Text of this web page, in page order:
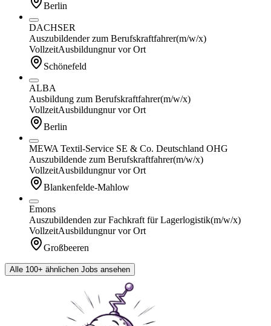
Berlin
DACHSER
Auszubildender zum Berufskraftfahrer(m/w/x)
VollzeitAusbildungnur vor Ort
Schönefeld
ALBA
Ausbildung zum Berufskraftfahrer(m/w/x)
VollzeitAusbildungnur vor Ort
Berlin
MEWA Textil-Service SE & Co. Deutschland OHG
Auszubildende zum Berufskraftfahrer(m/w/x)
VollzeitAusbildungnur vor Ort
Blankenfelde-Mahlow
Emons
Auszubildenden zur Fachkraft für Lagerlogistik(m/w/x)
VollzeitAusbildungnur vor Ort
Großbeeren
Alle 100+ ähnlichen Jobs ansehen